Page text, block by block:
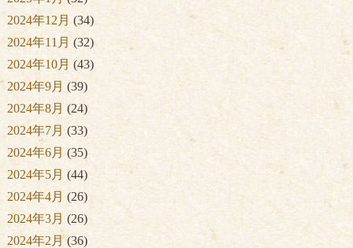
2024年12月 (34)
2024年11月 (32)
2024年10月 (43)
2024年9月 (39)
2024年8月 (24)
2024年7月 (33)
2024年6月 (35)
2024年5月 (44)
2024年4月 (26)
2024年3月 (26)
2024年2月(36)